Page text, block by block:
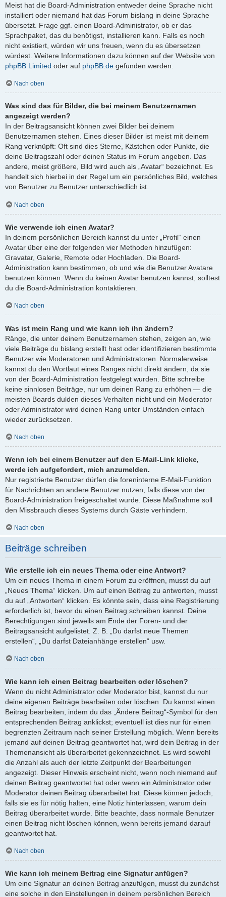
Meist hat die Board-Administration entweder deine Sprache nicht
installiert oder niemand hat das Forum bislang in deine Sprache
übersetzt. Frage ggf. einen Board-Administrator, ob er das
Sprachpaket, das du benötigst, installieren kann. Falls es noch
nicht existiert, würden wir uns freuen, wenn du es übersetzen
würdest. Weitere Informationen dazu können auf der Website von
phpBB Limited oder auf phpBB.de gefunden werden.
Nach oben
Was sind das für Bilder, die bei meinem Benutzernamen
angezeigt werden?
In der Beitragsansicht können zwei Bilder bei deinem
Benutzernamen stehen. Eines dieser Bilder ist meist mit deinem
Rang verknüpft: Oft sind dies Sterne, Kästchen oder Punkte, die
deine Beitragszahl oder deinen Status im Forum angeben. Das
andere, meist größere, Bild wird auch als „Avatar“ bezeichnet. Es
handelt sich hierbei in der Regel um ein persönliches Bild, welches
von Benutzer zu Benutzer unterschiedlich ist.
Nach oben
Wie verwende ich einen Avatar?
In deinem persönlichen Bereich kannst du unter „Profil“ einen
Avatar über eine der folgenden vier Methoden hinzufügen:
Gravatar, Galerie, Remote oder Hochladen. Die Board-
Administration kann bestimmen, ob und wie die Benutzer Avatare
benutzen können. Wenn du keinen Avatar benutzen kannst, solltest
du die Board-Administration kontaktieren.
Nach oben
Was ist mein Rang und wie kann ich ihn ändern?
Ränge, die unter deinem Benutzernamen stehen, zeigen an, wie
viele Beiträge du bislang erstellt hast oder identifizieren bestimmte
Benutzer wie Moderatoren und Administratoren. Normalerweise
kannst du den Wortlaut eines Ranges nicht direkt ändern, da sie
von der Board-Administration festgelegt wurden. Bitte schreibe
keine sinnlosen Beiträge, nur um deinen Rang zu erhöhen — die
meisten Boards dulden dieses Verhalten nicht und ein Moderator
oder Administrator wird deinen Rang unter Umständen einfach
wieder zurücksetzen.
Nach oben
Wenn ich bei einem Benutzer auf den E-Mail-Link klicke,
werde ich aufgefordert, mich anzumelden.
Nur registrierte Benutzer dürfen die foreninterne E-Mail-Funktion
für Nachrichten an andere Benutzer nutzen, falls diese von der
Board-Administration freigeschaltet wurde. Diese Maßnahme soll
den Missbrauch dieses Systems durch Gäste verhindern.
Nach oben
Beiträge schreiben
Wie erstelle ich ein neues Thema oder eine Antwort?
Um ein neues Thema in einem Forum zu eröffnen, musst du auf
„Neues Thema“ klicken. Um auf einen Beitrag zu antworten, musst
du auf „Antworten“ klicken. Es könnte sein, dass eine Registrierung
erforderlich ist, bevor du einen Beitrag schreiben kannst. Deine
Berechtigungen sind jeweils am Ende der Foren- und der
Beitragsansicht aufgelistet. Z. B. „Du darfst neue Themen
erstellen“, „Du darfst Dateianhänge erstellen“ usw.
Nach oben
Wie kann ich einen Beitrag bearbeiten oder löschen?
Wenn du nicht Administrator oder Moderator bist, kannst du nur
deine eigenen Beiträge bearbeiten oder löschen. Du kannst einen
Beitrag bearbeiten, indem du das „Ändere Beitrag“-Symbol für den
entsprechenden Beitrag anklickst; eventuell ist dies nur für einen
begrenzten Zeitraum nach seiner Erstellung möglich. Wenn bereits
jemand auf deinen Beitrag geantwortet hat, wird dein Beitrag in der
Themenansicht als überarbeitet gekennzeichnet. Es wird sowohl
die Anzahl als auch der letzte Zeitpunkt der Bearbeitungen
angezeigt. Dieser Hinweis erscheint nicht, wenn noch niemand auf
deinen Beitrag geantwortet hat oder wenn ein Administrator oder
Moderator deinen Beitrag überarbeitet hat. Diese können jedoch,
falls sie es für nötig halten, eine Notiz hinterlassen, warum dein
Beitrag überarbeitet wurde. Bitte beachte, dass normale Benutzer
einen Beitrag nicht löschen können, wenn bereits jemand darauf
geantwortet hat.
Nach oben
Wie kann ich meinem Beitrag eine Signatur anfügen?
Um eine Signatur an deinen Beitrag anzufügen, musst du zunächst
eine solche in den Einstellungen in deinem persönlichen Bereich